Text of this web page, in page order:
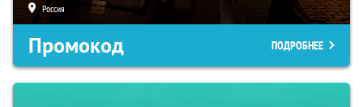
Россия
Промокод ПОДРОБНЕЕ